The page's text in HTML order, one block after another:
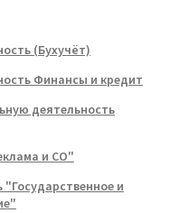
(Бухучёт)
Финансы и кредит
деятельность
и СО"
"Государственное и